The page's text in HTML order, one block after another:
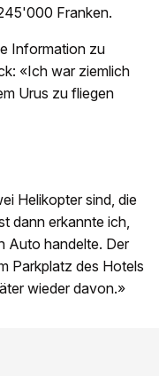
Franken.
Information zu
«Ich war ziemlich
Urus zu fliegen
Helikopter sind, die
dann erkannte ich,
Auto handelte. Der
Parkplatz des Hotels
wieder davon.»